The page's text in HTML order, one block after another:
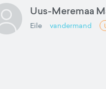
Uus-Meremaa
Eile vandermand